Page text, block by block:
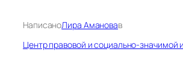
НаписаноЛира Амановав
Центр правовой и социально-значимой